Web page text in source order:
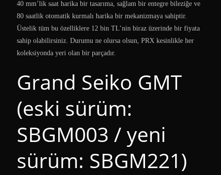
40 mm’lik saat harika bir tasarıma, sağlam bir entegre bileziğe ve
80 saatlik otomatik kurmalı harika bir mekanizmaya sahiptir.
Üstelik tüm bu özelliklere 12 bin TL’nin biraz üzerinde bir fiyata
sahip olabilirsiniz. Durumu ne olursa olsun, PRX kesinlikle her
koleksiyonda yeri olan bir parçadır.
Grand Seiko GMT
(eski sürüm:
SBGM003 / yeni
sürüm: SBGM221)